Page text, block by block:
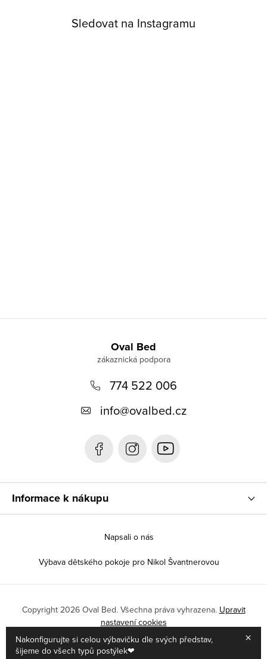
Nakonfigurujte si celou výbavičku dle svých představ,
šijeme do všech typů postýlek❤
×
Sledovat na Instagramu
Oval Bed
774 522 006
info@ovalbed.cz
Informace k nákupu
Napsali o nás
Výbava dětského pokoje pro Nikol Švantnerovou
Vytvořil Shoptet| Anque Media
Copyright 2026 Oval Bed. Všechna práva vyhrazena. Upravit
nastavení cookies